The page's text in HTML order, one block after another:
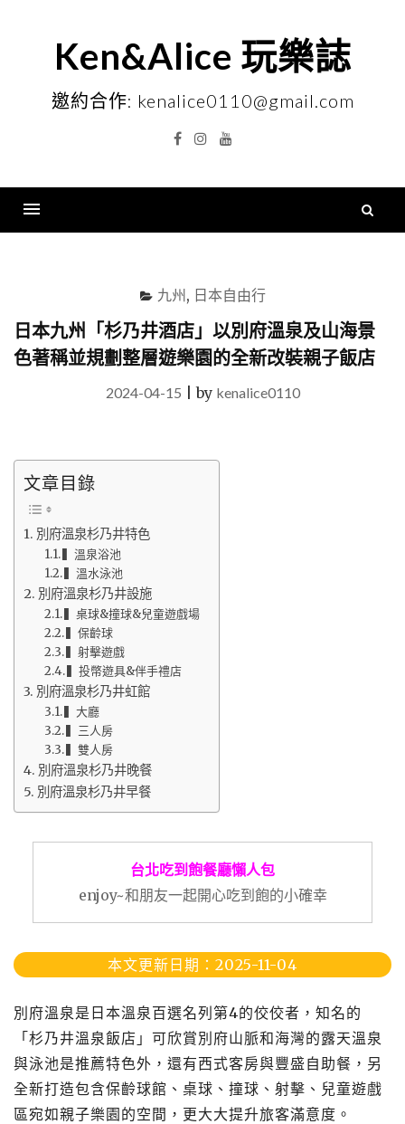
Ken&Alice 玩樂誌
邀約合作: kenalice0110@gmail.com
FacebookInstagramYouTube
九州, 日本自由行
日本九州「杉乃井酒店」以別府溫泉及山海景
色著稱並規劃整層遊樂園的全新改裝親子飯店
2024-04-15 |by kenalice0110
文章目錄
別府溫泉杉乃井特色
▍溫泉浴池
▍溫水泳池
別府溫泉杉乃井設施
▍桌球&撞球&兒童遊戲場
▍保齡球
▍射擊遊戲
▍投幣遊具&伴手禮店
別府溫泉杉乃井虹館
▍大廳
▍三人房
▍雙人房
別府溫泉杉乃井晚餐
別府溫泉杉乃井早餐
台北吃到飽餐廳懶人包
enjoy~和朋友一起開心吃到飽的小確幸
本文更新日期：2025-11-04
別府溫泉是日本溫泉百選名列第4的佼佼者，知名的
「杉乃井溫泉飯店」可欣賞別府山脈和海灣的露天溫泉
與泳池是推薦特色外，還有西式客房與豐盛自助餐，另
全新打造包含保齡球館、桌球、撞球、射擊、兒童遊戲
區宛如親子樂園的空間，更大大提升旅客滿意度。